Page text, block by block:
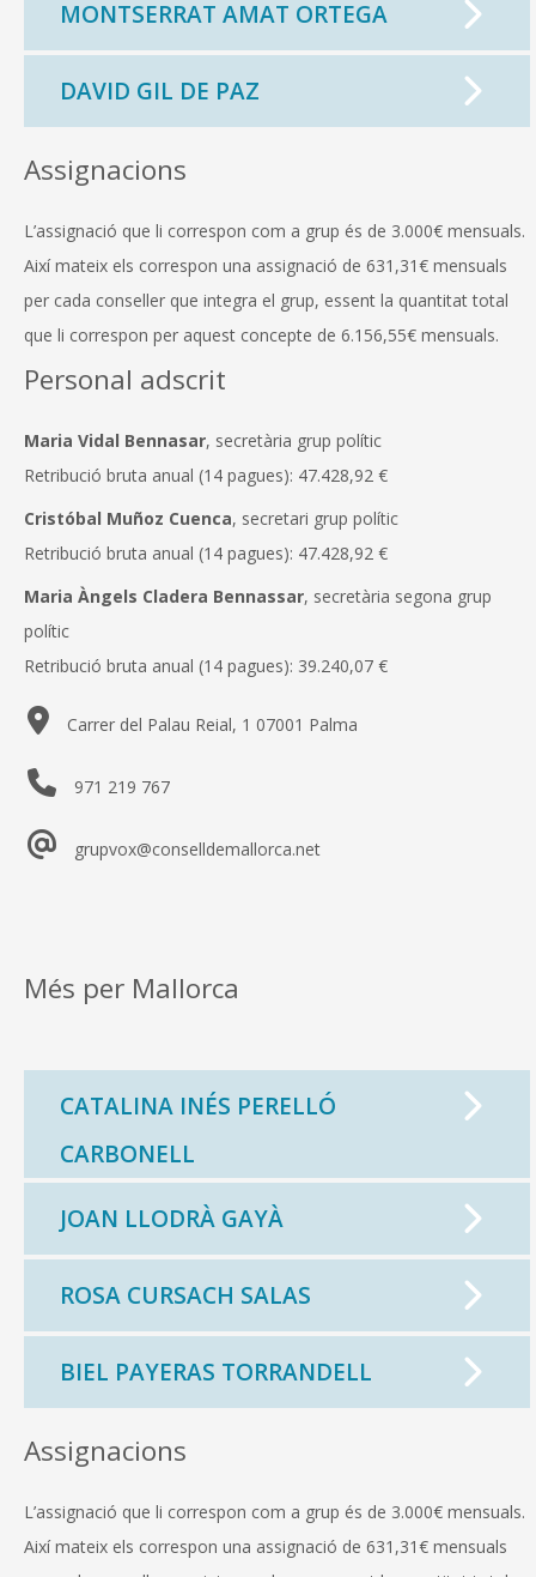
MONTSERRAT AMAT ORTEGA
DAVID GIL DE PAZ
Assignacions
L’assignació que li correspon com a grup és de 3.000€ mensuals.
Així mateix els correspon una assignació de 631,31€ mensuals
per cada conseller que integra el grup, essent la quantitat total
que li correspon per aquest concepte de 6.156,55€ mensuals.
Personal adscrit
Maria Vidal Bennasar, secretària grup polític
Retribució bruta anual (14 pagues): 47.428,92 €
Cristóbal Muñoz Cuenca, secretari grup polític
Retribució bruta anual (14 pagues): 47.428,92 €
Maria Àngels Cladera Bennassar, secretària segona grup
polític
Retribució bruta anual (14 pagues): 39.240,07 €
Carrer del Palau Reial, 1 07001 Palma
971 219 767
grupvox@conselldemallorca.net
Més per Mallorca
CATALINA INÉS PERELLÓ
CARBONELL
JOAN LLODRÀ GAYÀ
ROSA CURSACH SALAS
BIEL PAYERAS TORRANDELL
Assignacions
L’assignació que li correspon com a grup és de 3.000€ mensuals.
Així mateix els correspon una assignació de 631,31€ mensuals